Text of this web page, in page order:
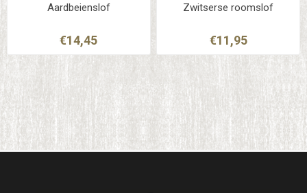
Aardbeienslof
€14,45
Zwitserse roomslof
€11,95